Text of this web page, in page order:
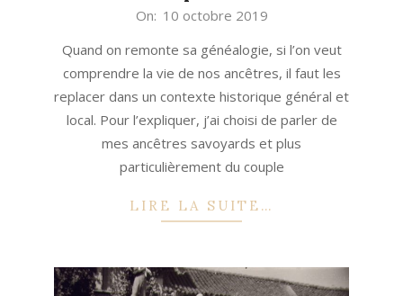
10
On: 10 octobre 2019
Quand on remonte sa généalogie, si l’on veut
comprendre la vie de nos ancêtres, il faut les
replacer dans un contexte historique général et
local. Pour l’expliquer, j’ai choisi de parler de
mes ancêtres savoyards et plus
particulièrement du couple
LIRE LA SUITE…